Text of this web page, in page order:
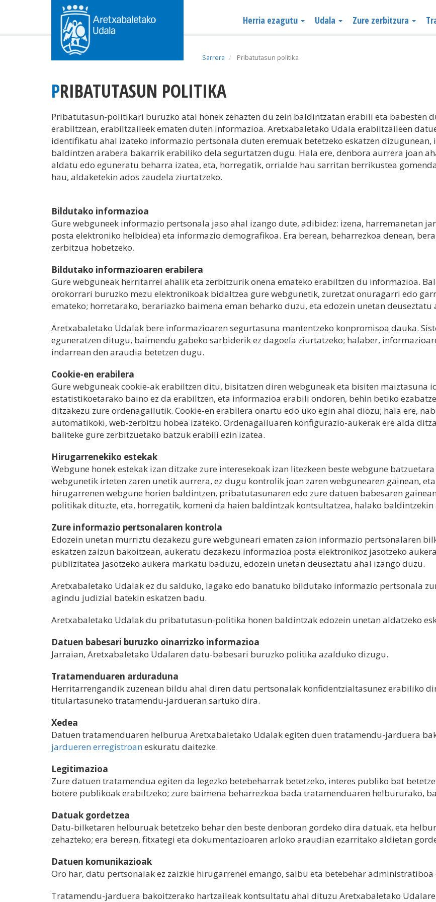
Herria ezagutu Udala Zure zerbitzura
Sarrera Pribatutasun politika
PRIBATUTASUN POLITIKA
Pribatutasun-politikari buruzko atal honek zehazten du zein baldintzatan erabili eta babesten
erabiltzean, erabiltzaileek ematen duten informazioa. Aretxabaletako Udala erabiltzaileen
identifikatu ahal izateko informazio pertsonala duten eremuak betetzeko eskatzen
baldintzen arabera bakarrik erabiliko dela segurtatzen dugu. Hala ere, denbora aurrera joan
aldatu edo eguneratu beharra izatea, eta, horregatik, orrialde hau sarritan berrikustea
hau, aldaketekin ados zaudela ziurtatzeko.
Bildutako informazioa
Gure webguneek informazio pertsonala jaso ahal izango dute, adibidez: izena, harremanetan
posta elektroniko helbidea) eta informazio demografikoa. Era berean, beharrezkoa denean,
zerbitzua hobetzeko.
Bildutako informazioaren erabilera
Gure webguneak herritarrei ahalik eta zerbitzurik onena emateko erabiltzen du informazioa.
orokorrari buruzko mezu elektronikoak bidaltzea gure webgunetik, zuretzat onuragarri edo
emateko; horretarako, berariazko baimena eman
Aretxabaletako Udalak bere informazioaren segurtasuna mantentzeko konpromisoa dauka.
eguneratzen ditugu, baimendu gabeko sarbiderik ez dagoela ziurtatzeko; halaber,
indarrean den araudia betetzen dugu.
Cookie-en erabilera
Gure webguneak cookie-ak erabiltzen ditu, bisitatzen diren webguneak eta bisiten maiztasuna
estatistikoetarako baino ez da erabiltzen, eta informazioa erabili ondoren, behin betiko
ditzakezu zure ordenagailutik. Cookie-en erabilera onartu edo uko egin ahal diozu; hala ere,
automatikoki, web-zerbitzu hobea izateko. Ordenagailuaren konfigurazio-aukerak ere alda
baliteke gure zerbitzuetako batzuk erabili ezin izatea.
Hirugarrenekiko estekak
Webgune honek estekak izan ditzake zure interesekoak izan litezkeen beste webgune
webgunetik irteten zaren unetik aurrera, ez dugu kontrolik joan zaren webgunearen gainean,
hirugarrenen webgune horien baldintzen, pribatutasunaren edo zure datuen babesaren
politikak dituzte, eta, horregatik, komeni da haien baldintzak kontsultatzea, halako baldintzekin
Zure informazio pertsonalaren kontrola
Edozein unetan murriztu dezakezu gure webguneari ematen zaion informazio pertsonalaren
eskatzen zaizun bakoitzean, aukeratu dezakezu informazioa posta elektronikoz jasotzeko
publizitatea jasotzeko aukera markatu baduzu, edozein unetan deuseztatu ahal izango duzu.
Aretxabaletako Udalak ez du salduko, lagako edo banatuko bildutako informazio pertsonala
agindu judizial batekin eskatzen badu.
Aretxabaletako Udalak du pribatutasun-politika honen baldintzak edozein unetan aldatzeko
Datuen babesari buruzko oinarrizko informazioa
Jarraian, Aretxabaletako Udalaren datu-babesari buruzko politika azalduko dizugu.
Tratamenduaren arduraduna
Herritarrengandik zuzenean bildu ahal diren datu pertsonalak konfidentzialtasunez erabiliko
titulartasuneko tratamendu-jardueran sartuko dira.
Xedea
Datuen tratamenduaren helburua Aretxabaletako Udalak egiten duen tratamendu-jarduera
jardueren erregistroan eskuratu daitezke.
Legitimazioa
Zure datuen tratamendua egiten da legezko betebeharrak betetzeko, interes publiko bat
botere publikoak erabiltzeko; zure baimena beharrezkoa bada tratamenduaren helbururako,
Datuak gordetzea
Datu-bilketaren helburuak betetzeko behar den beste denboran gordeko dira datuak, eta
zehazteko; era berean, fitxategi eta dokumentazioaren arloko araudian ezarritako aldietan
Datuen komunikazioak
Oro har, datu pertsonalak ez zaizkie hirugarrenei emango, salbu eta betebehar administratiboa
Tratamendu-jarduera bakoitzerako hartzaileak kontsultatu ahal dituzu Aretxabaletako